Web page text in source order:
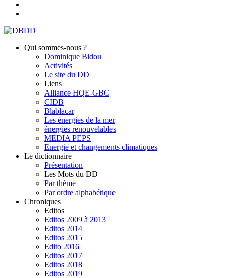
Qui sommes-nous ?
Dominique Bidou
Activités
Le site du DD
Liens
Alliance HQE-GBC
CIDB
Blablacar
Les énergies de la mer
énergies renouvelables
MEDIA PEPS
Energie et changements climatiques
Le dictionnaire
Présentation
Les Mots du DD
Par thème
Par ordre alphabétique
Chroniques
Editos
Editos 2009 à 2013
Editos 2014
Editos 2015
Edito 2016
Editos 2017
Editos 2018
Editos 2019